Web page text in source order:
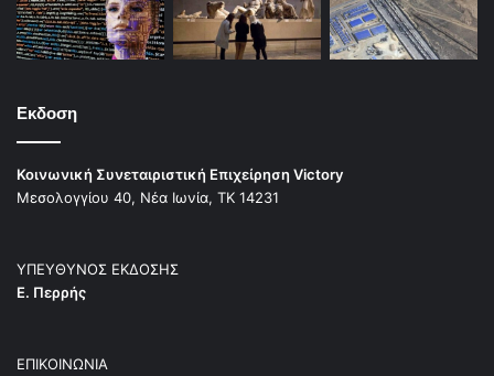
Εκδοση
Κοινωνική Συνεταιριστική Επιχείρηση Victory
Μεσολογγίου 40, Νέα Ιωνία, ΤΚ 14231
ΥΠΕΥΘΥΝΟΣ ΕΚΔΟΣΗΣ
Ε. Περρής
ΕΠΙΚΟΙΝΩΝΙΑ